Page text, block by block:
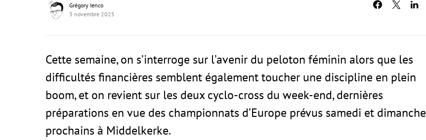
Grégory Ienco
3 novembre 2025
Cette semaine, on s’interroge sur l’avenir du peloton féminin alors que les
difficultés financières semblent également toucher une discipline en plein
boom, et on revient sur les deux cyclo-cross du week-end, dernières
préparations en vue des championnats d’Europe prévus samedi et dimanche
prochains à Middelkerke.